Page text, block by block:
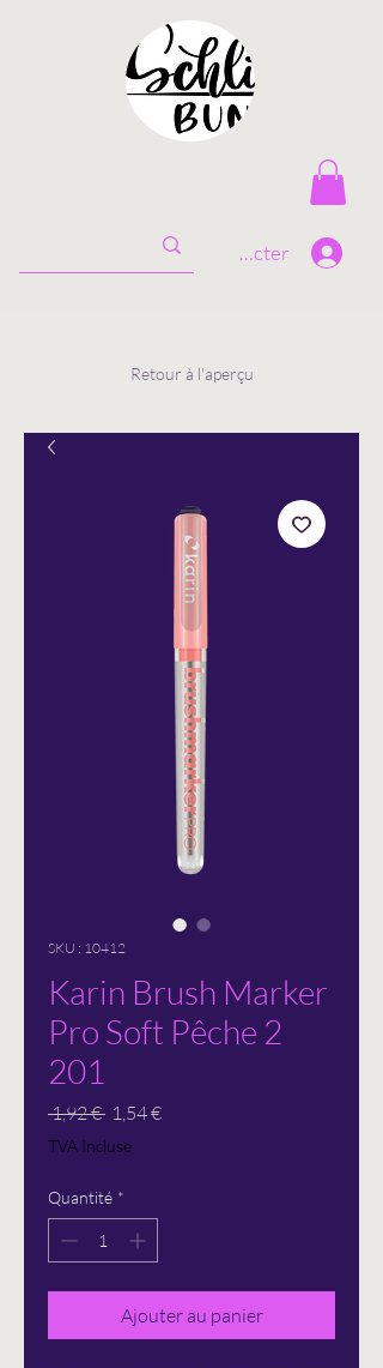
Se connecter
Retour à l'aperçu
SKU : 10412
Karin Brush Marker
Pro Soft Pêche 2
201
1,92 € Prix
original
1,54 €Prix
TVA Incluse
Quantité *
Ajouter au panier